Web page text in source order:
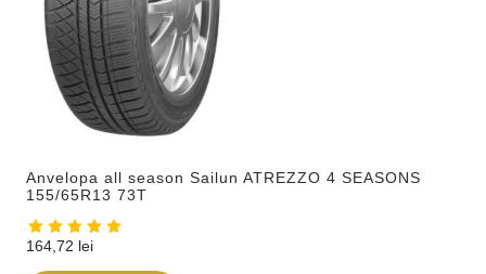
Anvelopa all season Sailun ATREZZO 4 SEASONS
155/65R13 73T
164,72 lei